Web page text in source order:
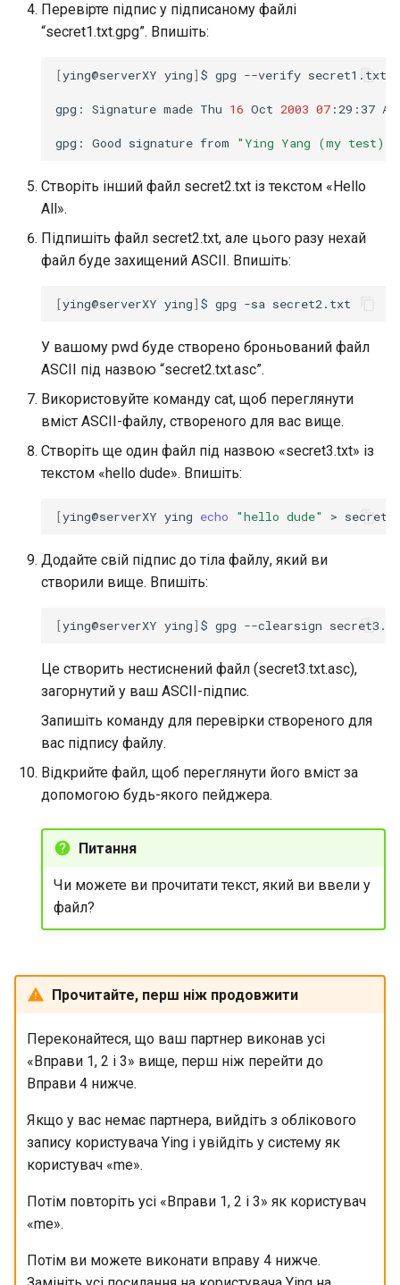
Перевірте підпис у підписаному файлі
“secret1.txt.gpg”. Впишіть:
[ying@serverXY ying] $ gpg --verify
gpg: Signature made Thu 16 Oct 2003 07 :29:37 AM
gpg: Good signature from "Ying Yang (my test)
Створіть інший файл secret2.txt із текстом «Hello
All».
Підпишіть файл secret2.txt, але цього разу нехай
файл буде захищений ASCII. Впишіть:
[ying@serverXY ying] $ gpg -sa
У вашому pwd буде створено броньований файл
ASCII під назвою “secret2.txt.asc”.
Використовуйте команду cat, щоб переглянути
вміст ASCII-файлу, створеного для вас вище.
Створіть ще один файл під назвою «secret3.txt» із
текстом «hello dude». Впишіть:
[ying@serverXY ying echo "hello dude" >
Додайте свій підпис до тіла файлу, який ви
створили вище. Впишіть:
[ying@serverXY ying] $ gpg --clearsign
Це створить нестиснений файл (secret3.txt.asc),
загорнутий у ваш ASCII-підпис.
Запишіть команду для перевірки створеного для
вас підпису файлу.
Відкрийте файл, щоб переглянути його вміст за
допомогою будь-якого пейджера.
Питання
Чи можете ви прочитати текст, який ви ввели у
файл?
Прочитайте, перш ніж продовжити
Переконайтеся, що ваш партнер виконав усі
«Вправи 1, 2 і 3» вище, перш ніж перейти до
Вправи 4 нижче.
Якщо у вас немає партнера, вийдіть з облікового
запису користувача Ying і увійдіть у систему як
користувач «me».
Потім повторіть усі «Вправи 1, 2 і 3» як користувач
«me».
Потім ви можете виконати вправу 4 нижче.